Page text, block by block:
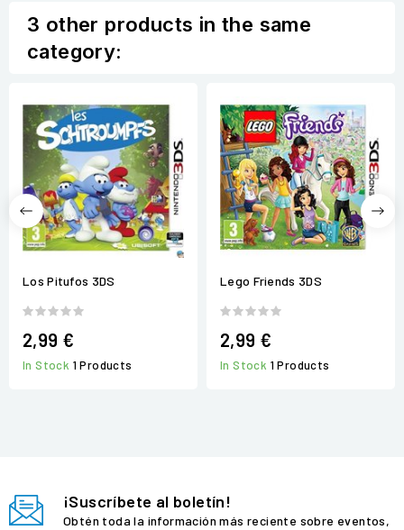
3 other products in the same
category:
Los Pitufos 3DS
2,99 €
In Stock 1 Products
Lego Friends 3DS
2,99 €
In Stock 1 Products
¡Suscríbete al boletín!
Obtén toda la información más reciente sobre eventos,